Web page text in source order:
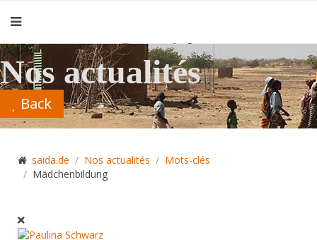
Nos actualités
Back
saida.de Nos actualités
Mots-clés
Mädchenbildung